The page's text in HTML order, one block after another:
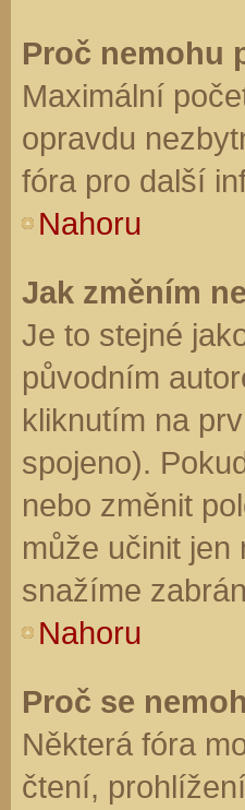
Proč nemohu
Maximální
opravdu
fóra pro další
Nahoru
Jak změním
Je to stejné
původním
kliknutím na
spojeno).
nebo změnit
může učinit jen
snažíme
Nahoru
Proč se
Některá fóra
čtení,